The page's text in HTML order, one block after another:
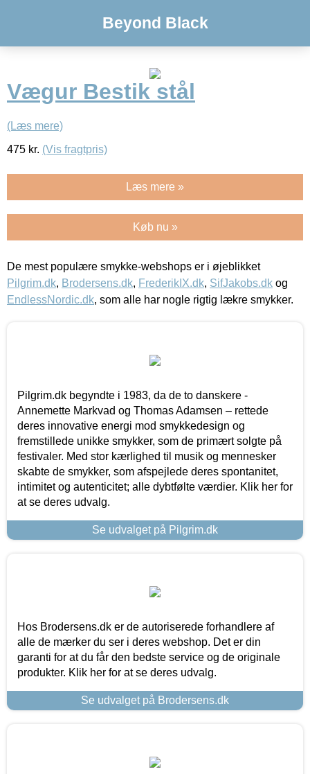
Beyond Black
Vægur Bestik stål
(Læs mere)
475 kr. (Vis fragtpris)
Læs mere »
Køb nu »
De mest populære smykke-webshops er i øjeblikket
Pilgrim.dk, Brodersens.dk, FrederikIX.dk, SifJakobs.dk og
EndlessNordic.dk, som alle har nogle rigtig lækre smykker.
Pilgrim.dk begyndte i 1983, da de to danskere -
Annemette Markvad og Thomas Adamsen – rettede
deres innovative energi mod smykkedesign og
fremstillede unikke smykker, som de primært solgte på
festivaler. Med stor kærlighed til musik og mennesker
skabte de smykker, som afspejlede deres spontanitet,
intimitet og autenticitet; alle dybtfølte værdier. Klik her for
at se deres udvalg.
Se udvalget på Pilgrim.dk
Hos Brodersens.dk er de autoriserede forhandlere af
alle de mærker du ser i deres webshop. Det er din
garanti for at du får den bedste service og de originale
produkter. Klik her for at se deres udvalg.
Se udvalget på Brodersens.dk